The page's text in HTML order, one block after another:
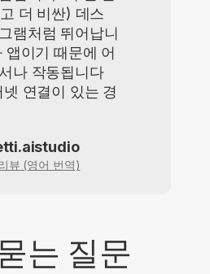
더 비싼) 데스
램처럼 뛰어납니
앱이기 때문에 어
나 작동됩니다
연결이 있는 경
뷰 (영어 번역)
는 질문